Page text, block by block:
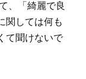
、「綺麗で良
関しては何も
て聞けないで